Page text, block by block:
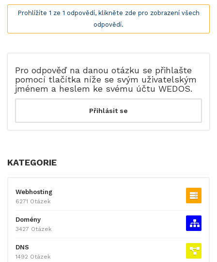
Prohlížíte 1 ze 1 odpovědí, klikněte zde pro zobrazení všech
odpovědí.
Pro odpověď na danou otázku se přihlašte
pomocí tlačítka níže se svým uživatelským
jménem a heslem ke svému účtu WEDOS.
KATEGORIE
Webhosting
6271 Otázek
Domény
3427 Otázek
DNS
1492 Otázek